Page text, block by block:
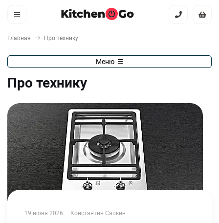
Главная Про технику
Меню
Про технику
19 июня 2026 Константин Савкин